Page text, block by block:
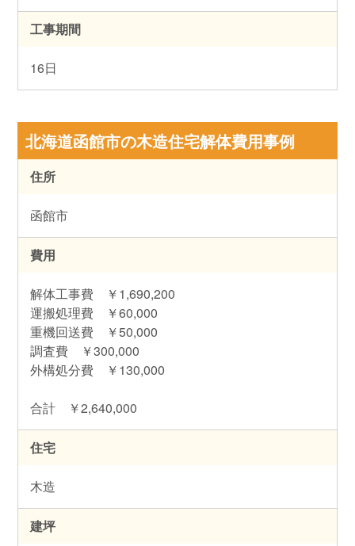
工事期間
16日
北海道函館市の木造住宅解体費用事例
住所
函館市
費用
解体工事費 ￥1,690,200
運搬処理費 ￥60,000
重機回送費 ￥50,000
調査費 ￥300,000
外構処分費 ￥130,000
合計 ￥2,640,000
住宅
木造
建坪